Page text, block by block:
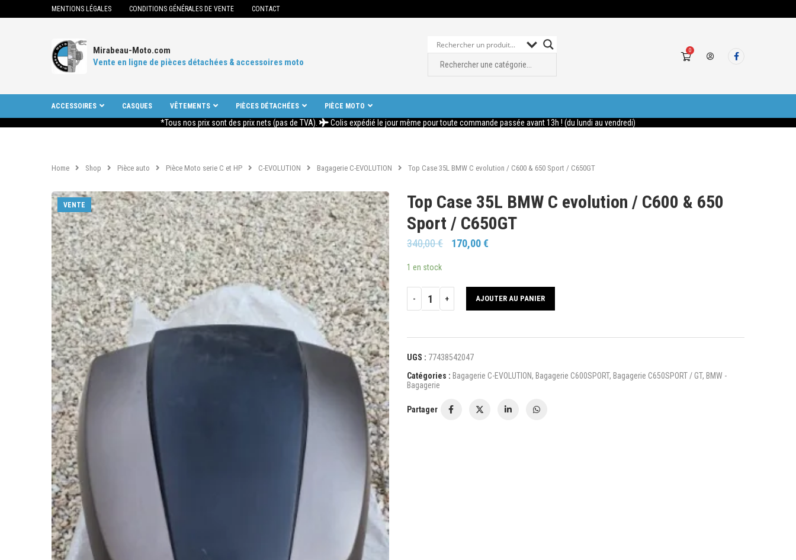
MENTIONS LÉGALES CONDITIONS GÉNÉRALES DE VENTE CONTACT
Mirabeau-Moto.com
Vente en ligne de pièces détachées & accessoires moto
0
ACCESSOIRES CASQUES VÊTEMENTS PIÈCES DÉTACHÉES PIÈCE MOTO
*Tous nos prix sont des prix nets (pas de TVA). Colis expédié le jour même pour toute commande passée avant 13h ! (du lundi au vendredi)
Home Shop Pièce auto Pièce Moto serie C et HP C-EVOLUTION Bagagerie C-EVOLUTION Top Case 35L BMW C evolution / C600 & 650 Sport / C650GT
VENTE
Top Case 35L BMW C evolution / C600 & 650
Sport / C650GT
340,00€ 170,00€
1 en stock
AJOUTER AU PANIER
UGS : 77438542047
Catégories : Bagagerie C-EVOLUTION, Bagagerie C600SPORT, Bagagerie C650SPORT / GT, BMW -
Bagagerie
Partager